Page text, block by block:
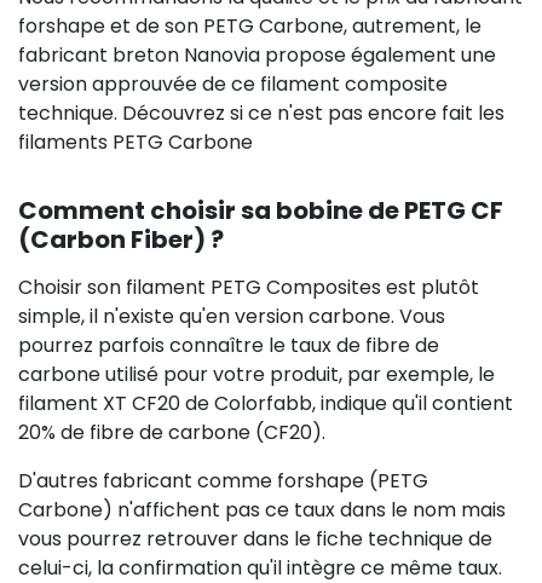
forshape et de son PETG Carbone, autrement, le
fabricant breton Nanovia propose également une
version approuvée de ce filament composite
technique. Découvrez si ce n'est pas encore fait les
filaments PETG Carbone
Comment choisir sa bobine de PETG CF
(Carbon Fiber) ?
Choisir son filament PETG Composites est plutôt
simple, il n'existe qu'en version carbone. Vous
pourrez parfois connaître le taux de fibre de
carbone utilisé pour votre produit, par exemple, le
filament XT CF20 de Colorfabb, indique qu'il contient
20% de fibre de carbone (CF20).
D'autres fabricant comme forshape (PETG
Carbone) n'affichent pas ce taux dans le nom mais
vous pourrez retrouver dans le fiche technique de
celui-ci, la confirmation qu'il intègre ce même taux.